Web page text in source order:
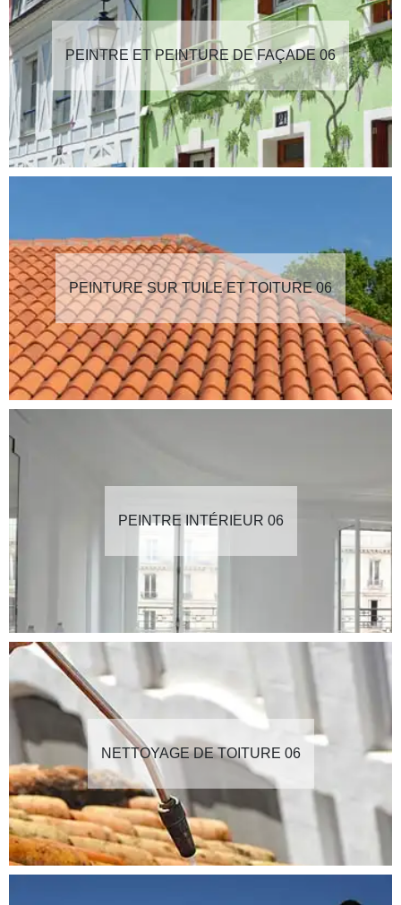
PEINTRE ET PEINTURE DE FAÇADE 06
PEINTURE SUR TUILE ET TOITURE 06
PEINTRE INTÉRIEUR 06
NETTOYAGE DE TOITURE 06